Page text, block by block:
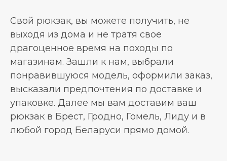
Свой рюкзак, вы можете получить, не
выходя из дома и не тратя свое
драгоценное время на походы по
магазинам. Зашли к нам, выбрали
понравившуюся модель, оформили заказ,
высказали предпочтения по доставке и
упаковке. Далее мы вам доставим ваш
рюкзак в Брест, Гродно, Гомель, Лиду и в
любой город Беларуси прямо домой.